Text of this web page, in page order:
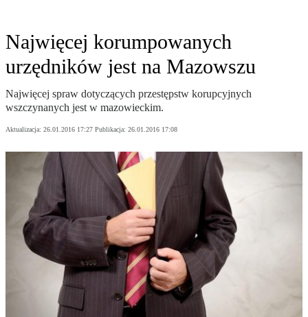
Najwięcej korumpowanych
urzędników jest na Mazowszu
Najwięcej spraw dotyczących przestępstw korupcyjnych
wszczynanych jest w mazowieckim.
Aktualizacja: 26.01.2016 17:27 Publikacja: 26.01.2016 17:08